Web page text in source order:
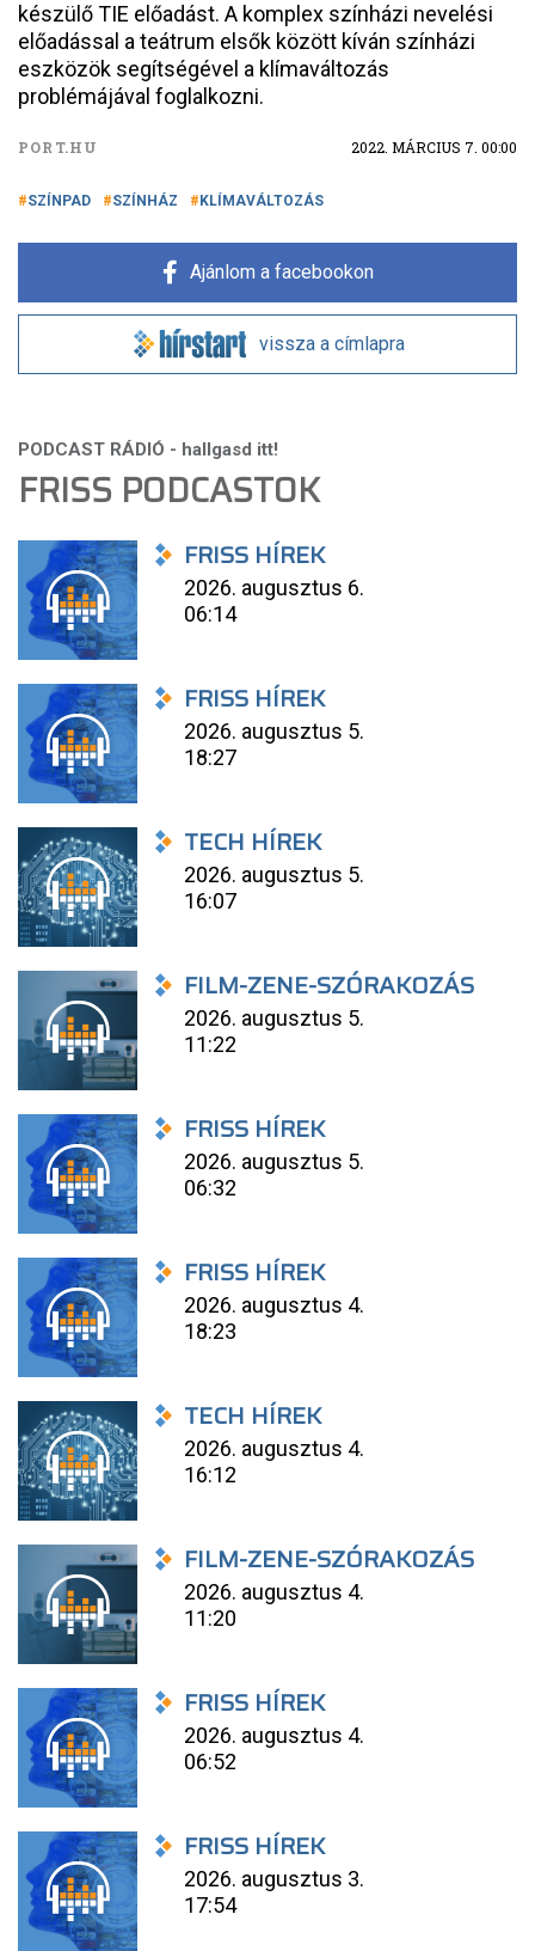
készülő TIE előadást. A komplex színházi nevelési
előadással a teátrum elsők között kíván színházi
eszközök segítségével a klímaváltozás
problémájával foglalkozni.
PORT.HU 2022. MÁRCIUS 7. 00:00
SZÍNPAD SZÍNHÁZ KLÍMAVÁLTOZÁS
Ajánlom a facebookon
vissza a címlapra
FRISS PODCASTOK
FRISS HÍREK
2026. augusztus 6.
06:14
FRISS HÍREK
2026. augusztus 5.
18:27
TECH HÍREK
2026. augusztus 5.
16:07
FILM-ZENE-SZÓRAKOZÁS
2026. augusztus 5.
11:22
FRISS HÍREK
2026. augusztus 5.
06:32
FRISS HÍREK
2026. augusztus 4.
18:23
TECH HÍREK
2026. augusztus 4.
16:12
FILM-ZENE-SZÓRAKOZÁS
2026. augusztus 4.
11:20
FRISS HÍREK
2026. augusztus 4.
06:52
FRISS HÍREK
2026. augusztus 3.
17:54